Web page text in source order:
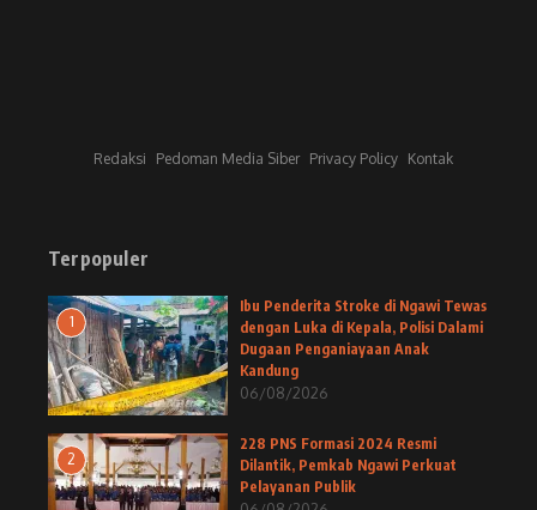
Redaksi Pedoman Media Siber Privacy Policy Kontak
Terpopuler
1
Ibu Penderita Stroke di Ngawi Tewas
dengan Luka di Kepala, Polisi Dalami
Dugaan Penganiayaan Anak
Kandung
06/08/2026
2
228 PNS Formasi 2024 Resmi
Dilantik, Pemkab Ngawi Perkuat
Pelayanan Publik